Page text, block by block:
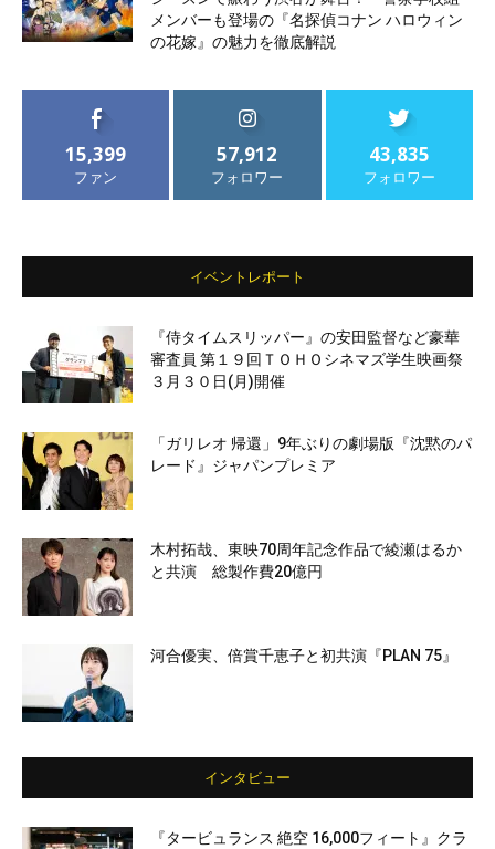
メンバーも登場の『名探偵コナン ハロウィン
の花嫁』の魅力を徹底解説
15,399
ファン
57,912
フォロワー
43,835
フォロワー
イベントレポート
『侍タイムスリッパー』の安田監督など豪華
審査員 第１９回ＴＯＨＯシネマズ学生映画祭
３月３０日(月)開催
「ガリレオ 帰還」9年ぶりの劇場版『沈黙のパ
レード』ジャパンプレミア
木村拓哉、東映70周年記念作品で綾瀬はるか
と共演 総製作費20億円
河合優実、倍賞千恵子と初共演『PLAN 75』
インタビュー
『タービュランス 絶空 16,000フィート』クラ